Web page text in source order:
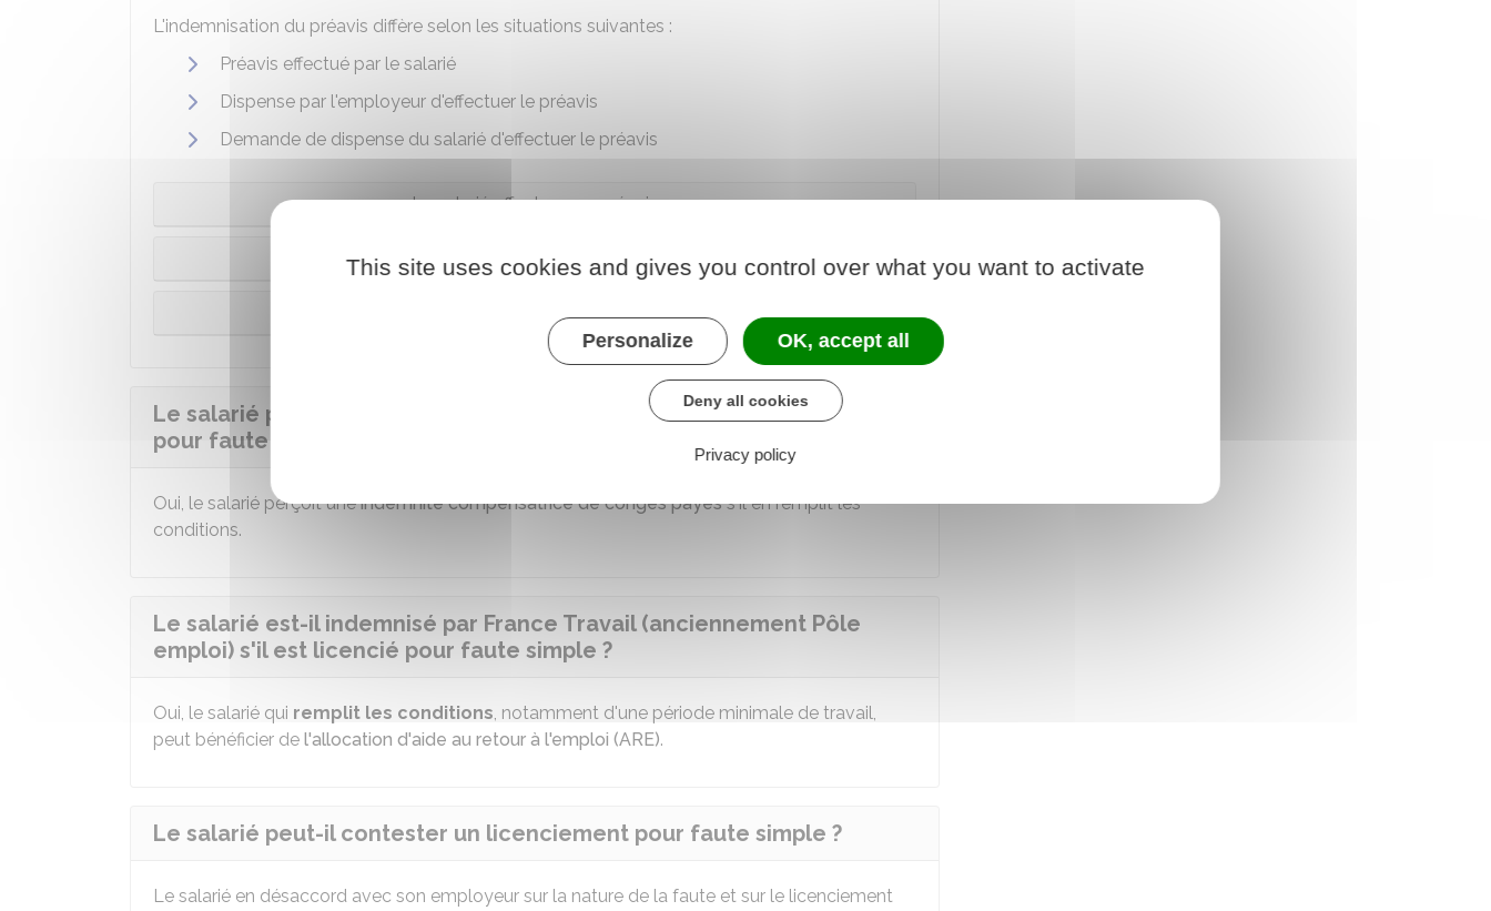
L'indemnisation du préavis diffère selon les situations suivantes :
Préavis effectué par le salarié
Dispense par l'employeur d'effectuer le préavis
Demande de dispense du salarié d'effectuer le préavis
Le salarié effectue son préavis
Le salarié est dispensé de préavis par l'employeur
Le salarié demande à l'employeur à ne pas effectuer son préavis
Le salarié perçoit-il une indemnité de congés payés s'il est licencié
pour faute simple ?
Oui, le salarié perçoit uneindemnité compensatrice de congés payéss'il en remplit les
conditions.
Le salarié est-il indemnisé par France Travail (anciennement Pôle
emploi) s'il est licencié pour faute simple ?
Oui, le salarié qui remplit les conditions, notamment d'une période minimale de travail,
peut bénéficier de l'allocation d'aide au retour à l'emploi (ARE).
Le salarié peut-il contester un licenciement pour faute simple ?
Le salarié en désaccord avec son employeur sur la nature de la faute et sur le licenciement
This site uses cookies and gives you control over what you want to activate
Personalize OK, accept all
Deny all cookies
Privacy policy